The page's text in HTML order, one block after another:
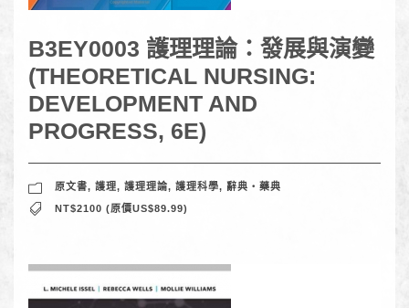
B3EY0003 護理理論：發展與演變
(THEORETICAL NURSING:
DEVELOPMENT AND
PROGRESS, 6E)
原文書, 護理, 護理理論, 護理科學, 辭典‧藥典
NT$2100 (原價US$89.99)